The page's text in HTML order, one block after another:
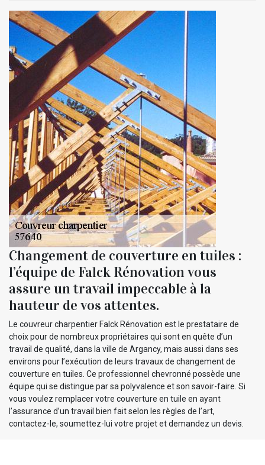
Changement de couverture en tuiles :
l’équipe de Falck Rénovation vous
assure un travail impeccable à la
hauteur de vos attentes.
Le couvreur charpentier Falck Rénovation est le prestataire de
choix pour de nombreux propriétaires qui sont en quête d’un
travail de qualité, dans la ville de Argancy, mais aussi dans ses
environs pour l’exécution de leurs travaux de changement de
couverture en tuiles. Ce professionnel chevronné possède une
équipe qui se distingue par sa polyvalence et son savoir-faire. Si
vous voulez remplacer votre couverture en tuile en ayant
l’assurance d’un travail bien fait selon les règles de l’art,
contactez-le, soumettez-lui votre projet et demandez un devis.